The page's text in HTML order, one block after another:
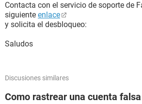
Contacta con el servicio de soporte de
siguiente enlace
y solicita el desbloqueo:
Saludos
Discusiones similares
Como rastrear una cuenta